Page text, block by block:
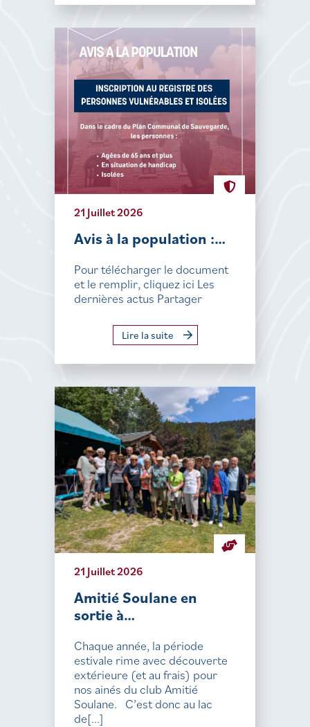
21 Juillet 2026
Avis à la population :…
Pour télécharger le document
et le remplir, cliquez ici Les
dernières actus Partager
Lire la suite
21 Juillet 2026
Amitié Soulane en
sortie à…
Chaque année, la période
estivale rime avec découverte
extérieure (et au frais) pour
nos ainés du club Amitié
Soulane. C’est donc au lac
de[...]